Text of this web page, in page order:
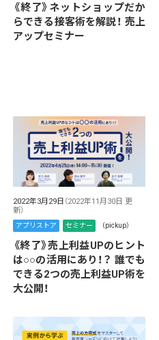
《終了》ネットショップだか
らできる接客術を解説！ 売上
アップセミナー
2022年3月29日 （2022年11月30日 更
新）
アプリストア セミナー （pickup）
《終了》売上利益UPのヒント
は○○の活用にあり！？ 誰でも
できる2つの売上利益UP術を
大公開！